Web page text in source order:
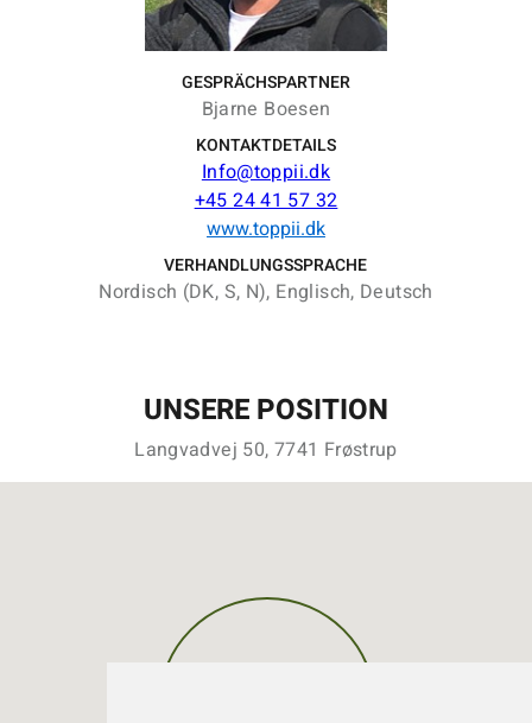
GESPRÄCHSPARTNER
Bjarne Boesen
KONTAKTDETAILS
Info@toppii.dk
+45 24 41 57 32
www.toppii.dk
VERHANDLUNGSSPRACHE
Nordisch (DK, S, N), Englisch, Deutsch
UNSERE POSITION
Langvadvej 50, 7741 Frøstrup